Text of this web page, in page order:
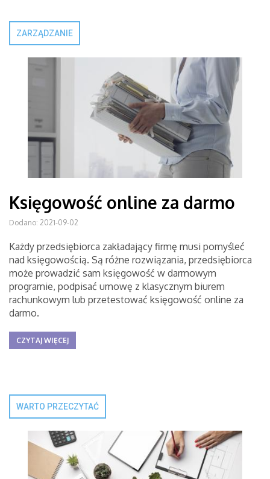
ZARZĄDZANIE
Księgowość online za darmo
Dodano: 2021-09-02
Każdy przedsiębiorca zakładający firmę musi pomyśleć
nad księgowością. Są różne rozwiązania, przedsiębiorca
może prowadzić sam księgowość w darmowym
programie, podpisać umowę z klasycznym biurem
rachunkowym lub przetestować księgowość online za
darmo.
CZYTAJ WIĘCEJ
WARTO PRZECZYTAĆ